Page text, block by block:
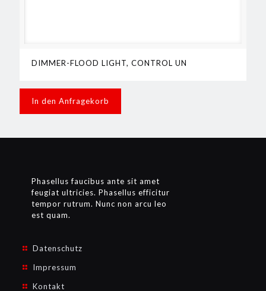
DIMMER-FLOOD LIGHT, CONTROL UN
In den Anfragekorb
Phasellus faucibus ante sit amet
feugiat ultricies. Phasellus efficitur
tempor rutrum. Nunc non arcu leo
est quam.
Datenschutz
Impressum
Kontakt